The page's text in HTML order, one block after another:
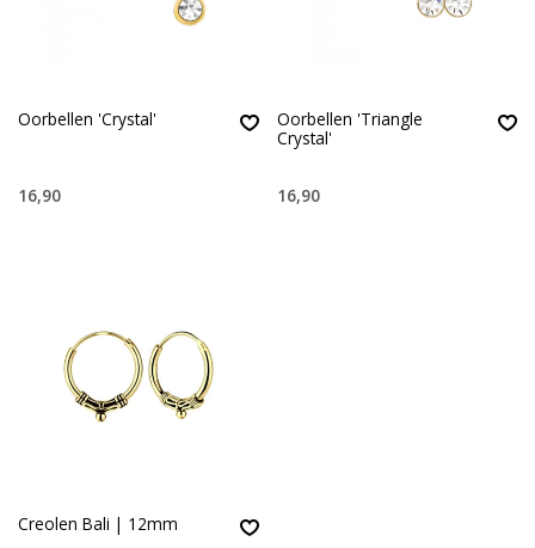
Oorbellen 'Crystal'
16,90
Oorbellen 'Triangle
Crystal'
16,90
Creolen Bali | 12mm